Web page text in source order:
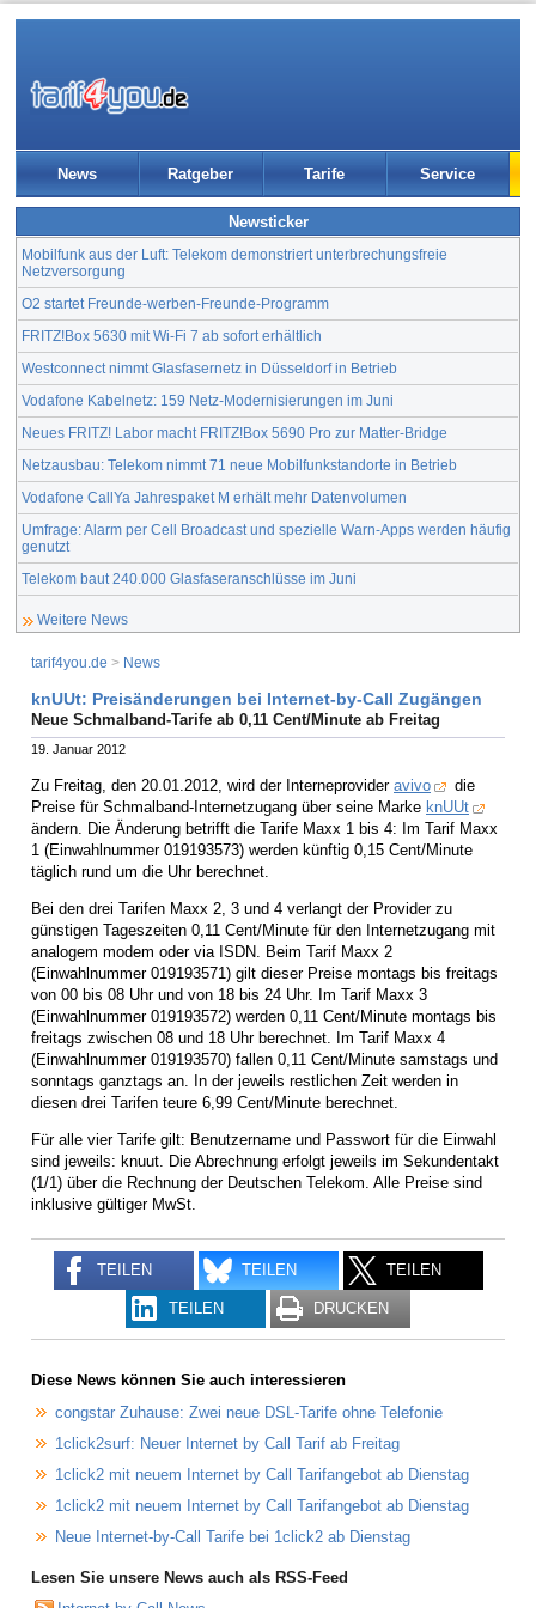
News Ratgeber Tarife Service
Newsticker
Mobilfunk aus der Luft: Telekom demonstriert unterbrechungsfreie
Netzversorgung
O2 startet Freunde-werben-Freunde-Programm
FRITZ!Box 5630 mit Wi-Fi 7 ab sofort erhältlich
Westconnect nimmt Glasfasernetz in Düsseldorf in Betrieb
Vodafone Kabelnetz: 159 Netz-Modernisierungen im Juni
Neues FRITZ! Labor macht FRITZ!Box 5690 Pro zur Matter-Bridge
Netzausbau: Telekom nimmt 71 neue Mobilfunkstandorte in Betrieb
Vodafone CallYa Jahrespaket M erhält mehr Datenvolumen
Umfrage: Alarm per Cell Broadcast und spezielle Warn-Apps werden häufig
genutzt
Telekom baut 240.000 Glasfaseranschlüsse im Juni
Weitere News
tarif4you.de > News
knUUt: Preisänderungen bei Internet-by-Call Zugängen
Neue Schmalband-Tarife ab 0,11 Cent/Minute ab Freitag
19. Januar 2012
Zu Freitag, den 20.01.2012, wird der Interneprovider avivo
die
Preise für Schmalband-Internetzugang über seine Marke knUUt
ändern. Die Änderung betrifft die Tarife Maxx 1 bis 4: Im Tarif Maxx
1 (Einwahlnummer 019193573) werden künftig 0,15 Cent/Minute
täglich rund um die Uhr berechnet.
Bei den drei Tarifen Maxx 2, 3 und 4 verlangt der Provider zu
günstigen Tageszeiten 0,11 Cent/Minute für den Internetzugang mit
analogem modem oder via ISDN. Beim Tarif Maxx 2
(Einwahlnummer 019193571) gilt dieser Preise montags bis freitags
von 00 bis 08 Uhr und von 18 bis 24 Uhr. Im Tarif Maxx 3
(Einwahlnummer 019193572) werden 0,11 Cent/Minute montags bis
freitags zwischen 08 und 18 Uhr berechnet. Im Tarif Maxx 4
(Einwahlnummer 019193570) fallen 0,11 Cent/Minute samstags und
sonntags ganztags an. In der jeweils restlichen Zeit werden in
diesen drei Tarifen teure 6,99 Cent/Minute berechnet.
Für alle vier Tarife gilt: Benutzername und Passwort für die Einwahl
sind jeweils: knuut. Die Abrechnung erfolgt jeweils im Sekundentakt
(1/1) über die Rechnung der Deutschen Telekom. Alle Preise sind
inklusive gültiger MwSt.
TEILEN TEILEN TEILEN
TEILEN DRUCKEN
Diese News können Sie auch interessieren
congstar Zuhause: Zwei neue DSL-Tarife ohne Telefonie
1click2surf: Neuer Internet by Call Tarif ab Freitag
1click2 mit neuem Internet by Call Tarifangebot ab Dienstag
1click2 mit neuem Internet by Call Tarifangebot ab Dienstag
Neue Internet-by-Call Tarife bei 1click2 ab Dienstag
Lesen Sie unsere News auch als RSS-Feed